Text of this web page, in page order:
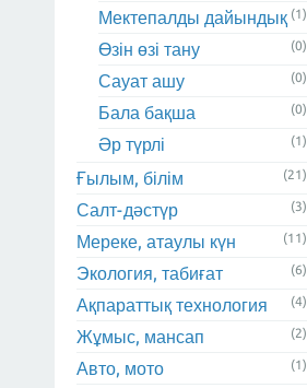
Мектепалды дайындық (1)
Өзін өзі тану (0)
Сауат ашу (0)
Бала бақша (0)
Әр түрлі (1)
Ғылым, білім (21)
Салт-дәстүр (3)
Мереке, атаулы күн (11)
Экология, табиғат (6)
Ақпараттық технология (4)
Жұмыс, мансап (2)
Авто, мото (1)